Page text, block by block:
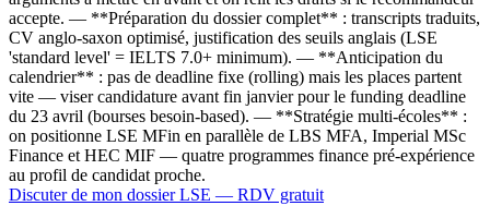
accepte. — **Préparation du dossier complet** : transcripts traduits,
CV anglo-saxon optimisé, justification des seuils anglais (LSE
'standard level' = IELTS 7.0+ minimum). — **Anticipation du
calendrier** : pas de deadline fixe (rolling) mais les places partent
vite — viser candidature avant fin janvier pour le funding deadline
du 23 avril (bourses besoin-based). — **Stratégie multi-écoles** :
on positionne LSE MFin en parallèle de LBS MFA, Imperial MSc
Finance et HEC MIF — quatre programmes finance pré-expérience
au profil de candidat proche.
Discuter de mon dossier LSE — RDV gratuit